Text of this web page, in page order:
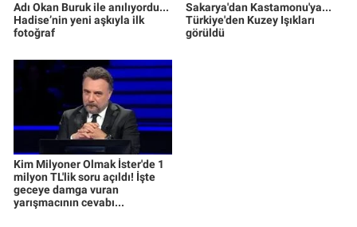
Adı Okan Buruk ile anılıyordu...
Hadise’nin yeni aşkıyla ilk
fotoğraf
Sakarya'dan Kastamonu'ya...
Türkiye'den Kuzey Işıkları
görüldü
Kim Milyoner Olmak İster'de 1
milyon TL'lik soru açıldı! İşte
geceye damga vuran
yarışmacının cevabı...